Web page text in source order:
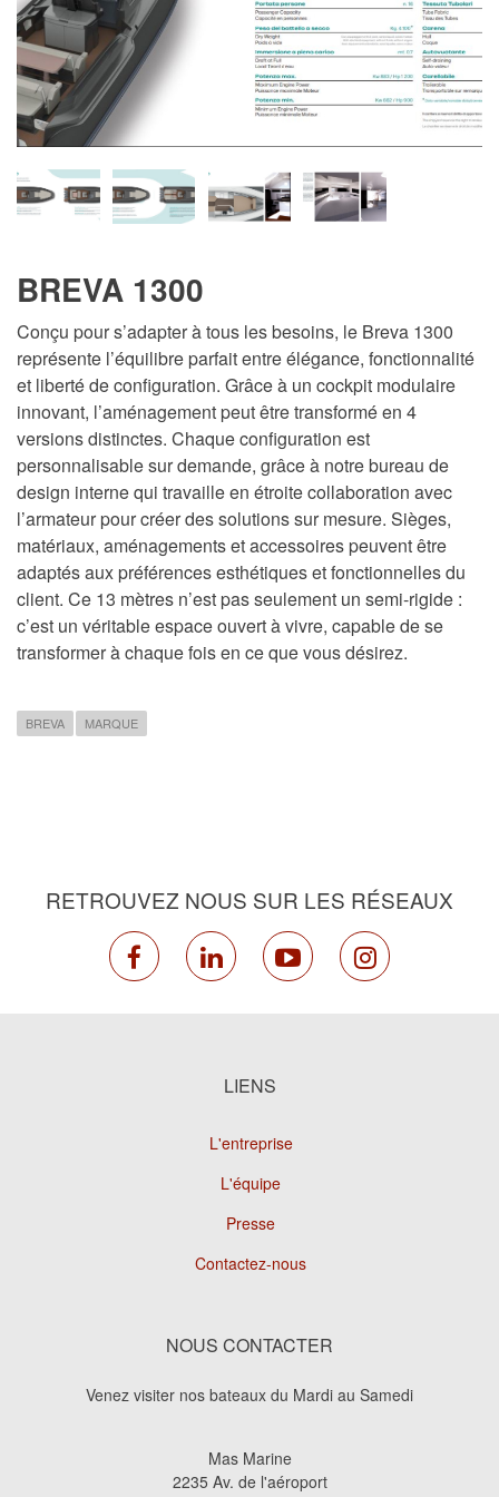
BREVA 1300
Conçu pour s’adapter à tous les besoins, le Breva 1300
représente l’équilibre parfait entre élégance, fonctionnalité
et liberté de configuration. Grâce à un cockpit modulaire
innovant, l’aménagement peut être transformé en 4
versions distinctes. Chaque configuration est
personnalisable sur demande, grâce à notre bureau de
design interne qui travaille en étroite collaboration avec
l’armateur pour créer des solutions sur mesure. Sièges,
matériaux, aménagements et accessoires peuvent être
adaptés aux préférences esthétiques et fonctionnelles du
client. Ce 13 mètres n’est pas seulement un semi-rigide :
c’est un véritable espace ouvert à vivre, capable de se
transformer à chaque fois en ce que vous désirez.
BREVA MARQUE
RETROUVEZ NOUS SUR LES RÉSEAUX
facebooklinkedinyoutubeinstagram
LIENS
L'entreprise
L'équipe
Presse
Contactez-nous
NOUS CONTACTER
Venez visiter nos bateaux du Mardi au Samedi
Mas Marine
2235 Av. de l'aéroport